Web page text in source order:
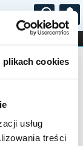
plikach cookies
usług
treści
...
UP